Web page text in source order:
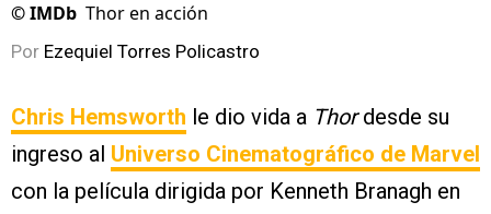
©IMDb Thor en acción
Por Ezequiel Torres Policastro
Chris Hemsworth le dio vida a Thordesde su
ingreso al Universo Cinematográfico de Marvel
con la película dirigida por Kenneth Branagh en